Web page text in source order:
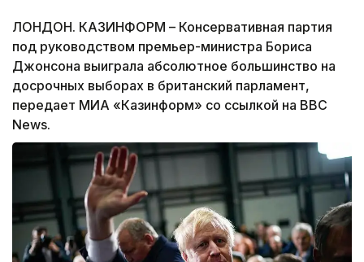
ЛОНДОН. КАЗИНФОРМ – Консервативная партия
под руководством премьер-министра Бориса
Джонсона выиграла абсолютное большинство на
досрочных выборах в британский парламент,
передает МИА «Казинформ» со ссылкой на BBC
News.